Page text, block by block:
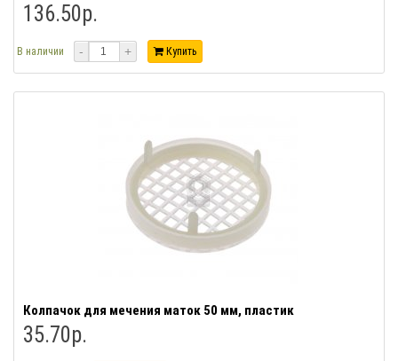
136.50р.
В наличии - + Купить
Колпачок для мечения маток 50 мм, пластик
35.70р.